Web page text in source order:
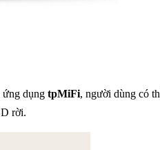
dụng tpMiFi, người dùng có
rời.